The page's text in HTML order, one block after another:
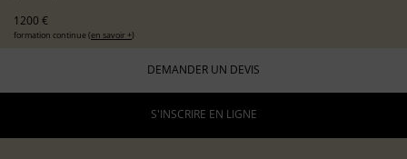
1200 €
formation continue (en savoir +)
DEMANDER UN DEVIS
S'INSCRIRE EN LIGNE